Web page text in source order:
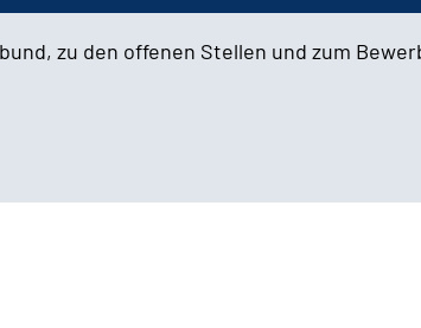
zu den offenen Stellen und zum